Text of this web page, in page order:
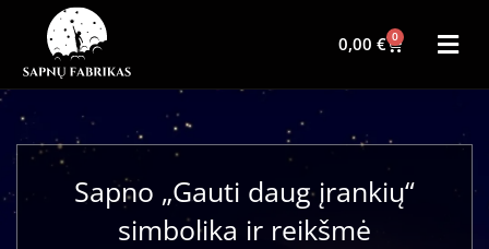
0,00 € 0
Sapno „Gauti daug įrankių“
simbolika ir reikšmė